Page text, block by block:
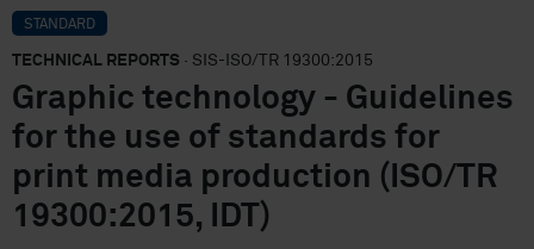
STANDARD
TECHNICAL REPORTS · SIS-ISO/TR 19300:2015
Graphic technology - Guidelines
for the use of standards for
print media production (ISO/TR
19300:2015, IDT)